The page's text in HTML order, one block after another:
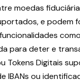
moedas
e podem
para deter e
Tokens Digitais
IBANs ou